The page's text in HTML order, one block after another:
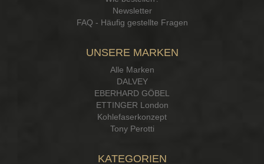
Newsletter
FAQ - Häufig gestellte Fragen
UNSERE MARKEN
Alle Marken
DALVEY
EBERHARD GÖBEL
ETTINGER London
Kohlefaserkonzept
Tony Perotti
KATEGORIEN